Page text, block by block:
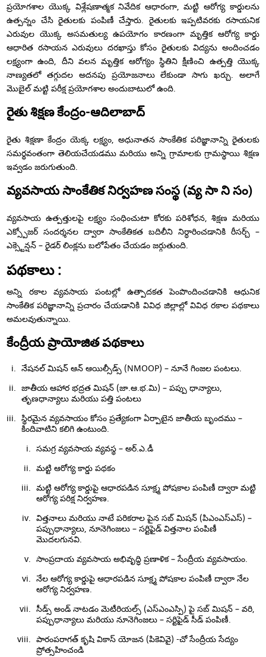
ప్రయోగశాల యొక్క విశ్లేషణాత్మక నివేదిక ఆధారంగా, మట్టి ఆరోగ్య కార్డులను
ఉత్పన్నం చేసి రైతులకు పంపిణీ చేస్తారు. రైతులకు ఇప్పటివరకు రసాయనిక
ఎరువుల యొక్క అసమతుల్య ఉపయోగం కారణంగా మృత్తిక ఆరోగ్య కార్డు
ఆధారిత రసాయన ఎరువులు దరఖాస్తు కోసం రైతులకు విద్యను అందించడం
లక్ష్యంగా ఉంది, దీని వలన మృత్తిక ఆరోగ్యం స్థితిని క్షీణించి ఉత్పత్తి యొక్క
నాణ్యతలో తగ్గుదల అదనపు ప్రయోజనాలు లేకుండా సాగు ఖర్చు. అలాగే
మొబైల్ మట్టి పరీక్ష ప్రయోగశాల అందుబాటులో ఉంది.
రైతు శిక్షణ కేంద్రం-ఆదిలాబాద్
రైతు శిక్షణా కేంద్రం యెక్క లక్ష్యం, అధునాతన సాంకేతిక పరిజ్ఞానాన్ని రైతులకు
సమర్థవంతంగా తెలియచేయడము మరియు అన్ని గ్రామాలకు గ్రామస్థాయి శిక్షణ
ఇవ్వడం జరుగుతుంది.
వ్యవసాయ సాంకేతిక నిర్వహణ సంస్థ (వ్య సా ని సం)
వ్యవసాయ ఉత్పత్తులపై లక్ష్యం సంధించుటా కోరకు పరిశోధన, శిక్షణ మరియు
ఎక్స్పోజర్ సందర్శనల ద్వారా సాంకేతికత బదిలీని నిర్ధారించడానికి రీసర్చ్ –
ఎక్స్టెన్షన్ – రైడర్ లింక్లను బలోపేతం చేయడం జర్గుతుంది.
పథకాలు :
అన్ని రకాల వ్యవసాయ పంటల్లో ఉత్పాదకత పెంపొందించడానికి ఆధునిక
సాంకేతిక పరిజ్ఞానాన్ని ప్రచారం చేయడానికి వివిధ జిల్లాల్లో వివిధ రకాల పథకాలు
అమలవుతున్నాయి.
కేంద్రీయ ప్రాయోజిత పథకాలు
నేషనల్ మిషన్ ఆన్ ఆయిల్సీడ్స్ (NMOOP) – నూనే గింజల పంటలు.
జాతీయ ఆహార భద్రత మిషన్ (జా.ఆ.భ.మి) – పప్పు ధాన్యాలు,
తృణధాన్యాలు మరియు పత్తి పంటలు
స్థిరమైన వ్యవసాయం కోసం ప్రత్యేకంగా ఏర్పాటైన జాతీయ బృందము –
కిందివాటిని కలిగి ఉంటుంది.
సమగ్ర వ్యవసాయ వ్యవస్థ – అర్.ఎ.డీ
మట్టి ఆరోగ్య కార్డు పథకం
మట్టి ఆరోగ్య కార్డుపై ఆధారపడిన సూక్ష్మ పోషకాల పంపిణీ ద్వారా మట్టి
ఆరోగ్య పరిక్ష నిర్వహణ.
విత్తనాలు మరియు నాటే పరికరాల పైన సబ్ మిషన్ (పిఎంఎస్ఎస్) –
పప్పుధాన్యాలు, నూనెగింజలు – సర్టిఫైడ్ విత్తనాల పంపిణీ
మొదలగునవి.
సాంప్రదాయ వ్యవసాయ అభివృద్ధి ప్రణాళిక – సేంద్రీయ వ్యవసాయం.
నేల ఆరోగ్య కార్డుపై ఆధారపడిన సూక్ష్మ పోషకాల పంపిణీ ద్వారా నేల
ఆరోగ్య నిర్వహణ.
సీడ్స్ అండ్ నాటడం మెటీరియల్స్ (ఎస్ఎంఎస్పి) పై సబ్ మిషన్ – వరి,
పప్పుధాన్యాలు మరియు నూనెగింజలు – సర్టిఫైడ్ సీడ్ పంపిణీ.
పారంపరాగత్ కృషి వికాస్ యోజన (పికెవివై) -చో సేంద్రీయ సేద్యం
ప్రోత్సహించండి